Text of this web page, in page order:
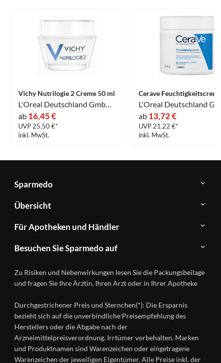
Vichy Nutrilogie 2 Creme 50 ml
L'Oreal Deutschland GmbH GeschÃ¤ftsbereich VICHY
ab 16,45 €
UVP 25.50 €*
inkl. MwSt.
ab 13,72 €
UVP 21.22 €*
inkl. MwSt.
Sparmedo
Über
Sparmedo
FAQ
Kontakt
Datenschutz
Nutzungsbedingungen
Übersicht
Herstellerverzeichnis
Produkte
A-
Ratgeber
Wirkstoffe
Gesundheitsmagazin
Für Apotheken und Händler
&
Händlerlogin
Besuchen Sie Sparmedo auf
Instagram
Zu Risiken und Nebenwirkungen lesen Sie die Packungsbeilage
und fragen Sie Ihre Ärztin, Ihren Arzt oder in Ihrer Apotheke
Durchgestrichener Preis und Sternchen(*): Die Ersparnis
bezieht sich auf die unverbindliche Preisempfehlung des
Herstellers oder die Abgabe nach der
Arzneimittelpreisverordnung. Irrtümer vorbehalten. Marken
und Produktnamen sind Warenzeichen oder eingetragene
Warenzeichen der jeweiligen Eigentümer. Alle Preise inkl. der